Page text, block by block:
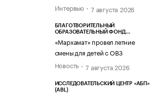
Интервью
7 августа 2026
БЛАГОТВОРИТЕЛЬНЫЙ
ОБРАЗОВАТЕЛЬНЫЙ ФОНД
«Мархамат» провел летние
смены для детей с ОВЗ
Новость
7 августа 2026
ИССЛЕДОВАТЕЛЬСКИЙ ЦЕНТР «АБП»
(ABL)